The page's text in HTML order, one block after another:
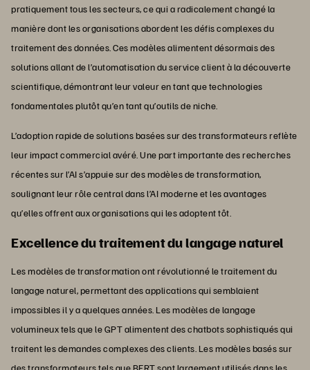
pratiquement tous les secteurs, ce qui a radicalement changé la
manière dont les organisations abordent les défis complexes du
traitement des données. Ces modèles alimentent désormais des
solutions allant de l’automatisation du service client à la découverte
scientifique, démontrant leur valeur en tant que technologies
fondamentales plutôt qu’en tant qu’outils de niche.
L’adoption rapide de solutions basées sur des transformateurs reflète
leur impact commercial avéré. Une part importante des recherches
récentes sur l’AI s’appuie sur des modèles de transformation,
soulignant leur rôle central dans l’AI moderne et les avantages
qu’elles offrent aux organisations qui les adoptent tôt.
Excellence du traitement du langage naturel
Les modèles de transformation ont révolutionné le traitement du
langage naturel, permettant des applications qui semblaient
impossibles il y a quelques années. Les modèles de langage
volumineux tels que le GPT alimentent des chatbots sophistiqués qui
traitent les demandes complexes des clients. Les modèles basés sur